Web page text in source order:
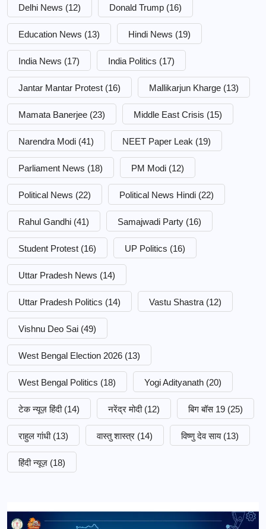
Delhi News (12) Donald Trump (16)
Education News (13) Hindi News (19)
India News (17) India Politics (17)
Jantar Mantar Protest (16) Mallikarjun Kharge (13)
Mamata Banerjee (23) Middle East Crisis (15)
Narendra Modi (41) NEET Paper Leak (19)
Parliament News (18) PM Modi (12)
Political News (22) Political News Hindi (22)
Rahul Gandhi (41) Samajwadi Party (16)
Student Protest (16) UP Politics (16)
Uttar Pradesh News (14)
Uttar Pradesh Politics (14) Vastu Shastra (12)
Vishnu Deo Sai (49)
West Bengal Election 2026 (13)
West Bengal Politics (18) Yogi Adityanath (20)
टेक न्यूज़ हिंदी (14) नरेंद्र मोदी (12) बिग बॉस 19 (25)
राहुल गांधी (13) वास्तु शास्त्र (14) विष्णु देव साय (13)
हिंदी न्यूज़ (18)